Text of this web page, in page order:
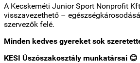
A Kecskeméti Junior Sport Nonprofit
visszavezethető –
szervezők felé.
Minden kedves gyereket sok
KESI Úszószakosztály munkatársai 😊